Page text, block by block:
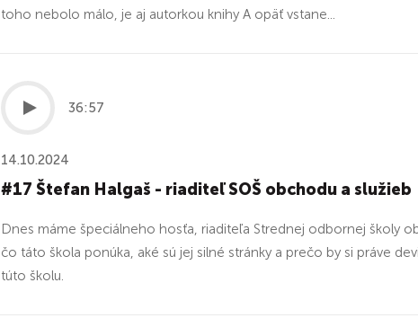
toho nebolo málo, je aj autorkou knihy A opäť vstane...
36:57
14.10.2024
#17 Štefan Halgaš - riaditeľ SOŠ obchodu a služieb
Dnes máme špeciálneho hosťa, riaditeľa Strednej odbornej školy
čo táto škola ponúka, aké sú jej silné stránky a prečo by si práve
túto školu.